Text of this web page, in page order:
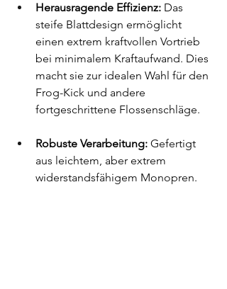
Herausragende Effizienz: Das
steife Blattdesign ermöglicht
einen extrem kraftvollen Vortrieb
bei minimalem Kraftaufwand. Dies
macht sie zur idealen Wahl für den
Frog-Kick und andere
fortgeschrittene Flossenschläge.
Robuste Verarbeitung: Gefertigt
aus leichtem, aber extrem
widerstandsfähigem Monopren.